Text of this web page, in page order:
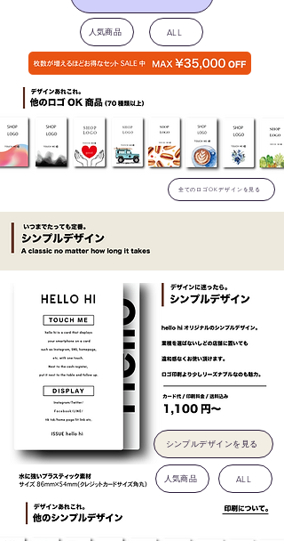
人気商品 ALL
全てのロゴOKデザインを見る
シンプルデザインを見る
人気商品 ALL